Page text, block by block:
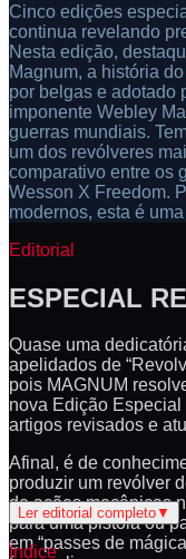
Cinco edições
continua revelando
Nesta edição,
Magnum, a história
por belgas e
imponente Webley
guerras mundiais.
um dos revólveres
comparativo entre os
Wesson X Freedom.
modernos, esta é
Editorial
ESPECIAL
Quase uma
apelidados de
pois MAGNUM
nova Edição
artigos revisados e
Afinal, é de
produzir um revólver
de ações mecânicas
para uma pistola ou
em “passes de
Ler editorial completo▼
Índice